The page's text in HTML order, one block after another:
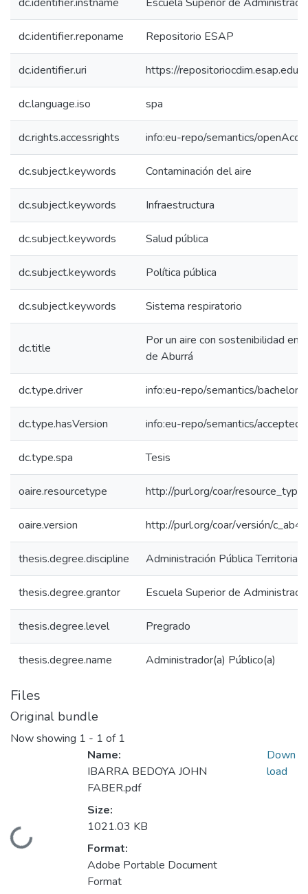
dc.identifier.reponame Repositorio ESAP
dc.identifier.uri https://
dc.language.iso spa
dc.rights.accessrights info:eu-repo/semantics/
dc.subject.keywords Contaminación del aire
dc.subject.keywords Infraestructura
dc.subject.keywords Salud pública
dc.subject.keywords Política pública
dc.subject.keywords Sistema respiratorio
dc.title
Por un aire con sostenibilidad en
de Aburrá
dc.type.driver info:eu-repo/semantics/
dc.type.hasVersion info:eu-repo/semantics/
dc.type.spa Tesis
oaire.resourcetype http://purl.org/coar/
oaire.version http://purl.org/coar/versión/
thesis.degree.discipline Administración Pública Territorial
thesis.degree.grantor Escuela Superior de
thesis.degree.level Pregrado
thesis.degree.name Administrador(a) Público(a)
Files
Original bundle
Now showing 1 - 1 of 1
Loading...
Name:
IBARRA BEDOYA JOHN
FABER.pdf
Size:
1021.03 KB
Format:
Adobe Portable Document
Format
Down
load